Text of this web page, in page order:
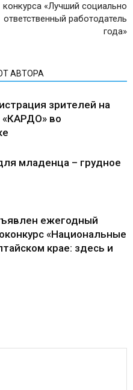
конкурса «Лучший социально
ответственный работодатель
года»
АВТОРА
зрителей на
«КАРДО» во
младенца – грудное
ежегодный
«Национальные
крае: здесь и